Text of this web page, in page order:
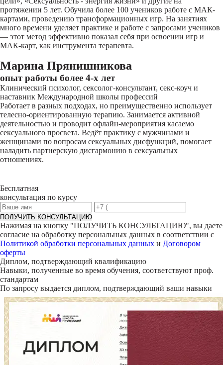
протяжении 5 лет. Обучила более 100 учеников работе с МАК-
картами, проведению трансформационных игр. На занятиях
много времени уделяет практике и работе с запросами учеников
— этот метод эффективно показал себя при освоении игр и
МАК-карт, как инструмента терапевта.
Марина Прянишникова
опыт работы более 4-х лет
Клинический психолог, сексолог-консультант, секс-коуч и
наставник Международной школы профессий
Работает в разных подходах, но преимущественно использует
телесно-ориентированную терапию. Занимается активной
деятельностью и проводит офлайн-мероприятия касаемо
сексуального просвета. Ведёт практику с мужчинами и
женщинами по вопросам сексуальных дисфункций, помогает
наладить партнерскую дисгармонию в сексуальных
отношениях.
Бесплатная
консультация по курсу
ПОЛУЧИТЬ КОНСУЛЬТАЦИЮ
Нажимая на кнопку "ПОЛУЧИТЬ КОНСУЛЬТАЦИЮ", вы даете
согласие на обработку персональных данных в соответствии с
Политикой обработки персональных данных и Договором
оферты
Диплом, подтверждающий квалификацию
Навыки, полученные во время обучения, соответствуют проф.
стандартам
По запросу выдается диплом, подтверждающий ваши навыки